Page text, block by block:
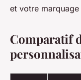
et votre
Comparatif